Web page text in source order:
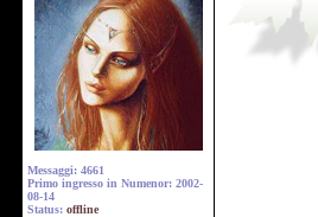
Messaggi: 4661
Primo ingresso in Numenor: 2002-
08-14
Status: offline